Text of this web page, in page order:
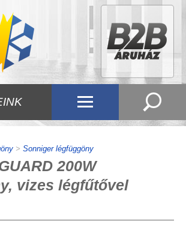
> Sonniger légfüggöny
200W
vizes légfűtővel